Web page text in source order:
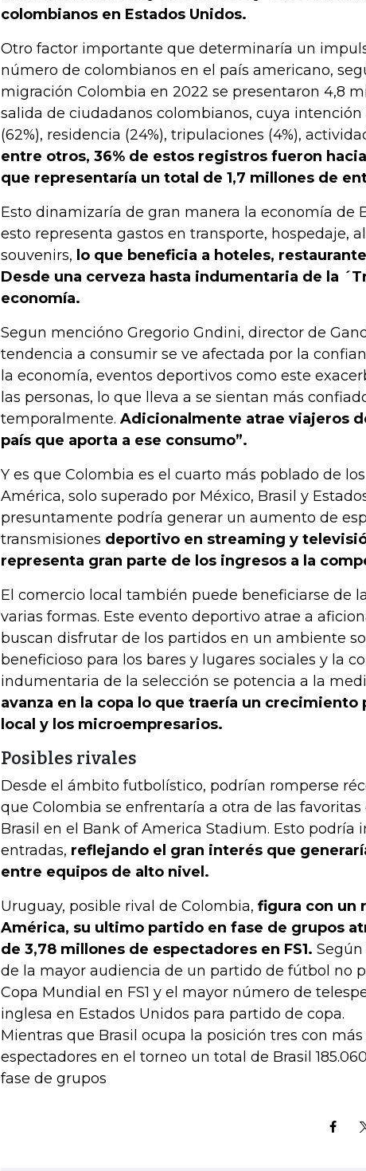
colombianos en Estados Unidos.
Otro factor importante que determinaría un
número de colombianos en el país americano,
migración Colombia en 2022 se presentaron 4,8
salida de ciudadanos colombianos, cuya
(62%), residencia (24%), tripulaciones (4%),
entre otros, 36% de estos registros fueron
que representaría un total de 1,7 millones de
Esto dinamizaría de gran manera la economía de
esto representa gastos en transporte, hospedaje,
souvenirs, lo que beneficia a hoteles,
Desde una cerveza hasta indumentaria de la
economía.
Segun mencióno Gregorio Gndini, director de
tendencia a consumir se ve afectada por la
la economía, eventos deportivos como este
las personas, lo que lleva a se sientan más
temporalmente. Adicionalmente atrae viajeros
país que aporta a ese consumo”.
Y es que Colombia es el cuarto más poblado de
América, solo superado por México, Brasil y
presuntamente podría generar un aumento de
transmisiones deportivo en streaming y
representa gran parte de los ingresos a la
El comercio local también puede beneficiarse de
varias formas. Este evento deportivo atrae a
buscan disfrutar de los partidos en un ambiente
beneficioso para los bares y lugares sociales y la
indumentaria de la selección se potencia a la
avanza en la copa lo que traería un crecimiento
local y los microempresarios.
Posibles rivales
Desde el ámbito futbolístico, podrían romperse
que Colombia se enfrentaría a otra de las
Brasil en el Bank of America Stadium. Esto podría
entradas, reflejando el gran interés que
entre equipos de alto nivel.
Uruguay, posible rival de Colombia, figura con un
América, su ultimo partido en fase de grupos
de 3,78 millones de espectadores en FS1. Según
de la mayor audiencia de un partido de fútbol no
Copa Mundial en FS1 y el mayor número de
inglesa en Estados Unidos para partido de copa.
Mientras que Brasil ocupa la posición tres con
espectadores en el torneo un total de Brasil
fase de grupos